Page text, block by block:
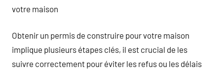
votre maison
Obtenir un permis de construire pour votre maison
implique plusieurs étapes clés, il est crucial de les
suivre correctement pour éviter les refus ou les délais